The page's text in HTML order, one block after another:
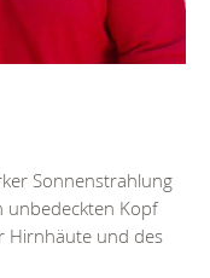
Sonnenstrahlung
unbedeckten Kopf
Hirnhäute und des